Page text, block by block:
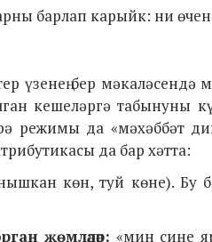
барлап карыйк: ни
үзенең бер мәкаләсендә
кешеләргә табынуны
режимы да «мәхәббәт
да бар хәтта:
көн, туй көне). Бу
җөмләләр: «мин сине